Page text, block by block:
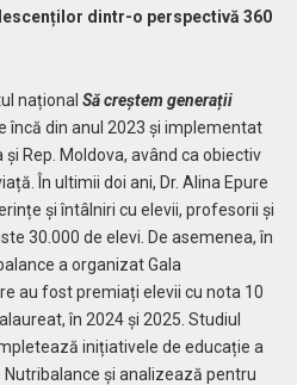
dintr-o perspectivă 360
național Să creștem generații
încă din anul 2023 și implementat
și Rep. Moldova, având ca obiectiv
În ultimii doi ani, Dr. Alina Epure
și întâlniri cu elevii, profesorii și
30.000 de elevi. De asemenea, în
a organizat Gala
au fost premiați elevii cu nota 10
în 2024 și 2025. Studiul
inițiativele de educație a
și analizează pentru